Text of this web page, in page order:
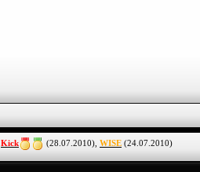
Kick (28.07.2010), WISE (24.07.2010)